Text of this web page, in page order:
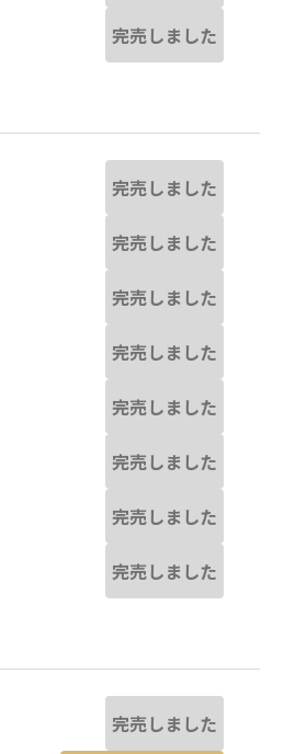
完売しました
完売しました
完売しました
完売しました
完売しました
完売しました
完売しました
完売しました
完売しました
完売しました